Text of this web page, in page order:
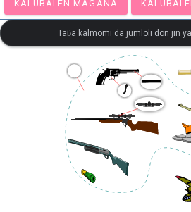
KALUBALEN MAGANA
Taɓa kalmomi da jumloli don jin